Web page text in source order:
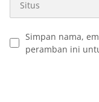
Simpan nama,
peramban ini